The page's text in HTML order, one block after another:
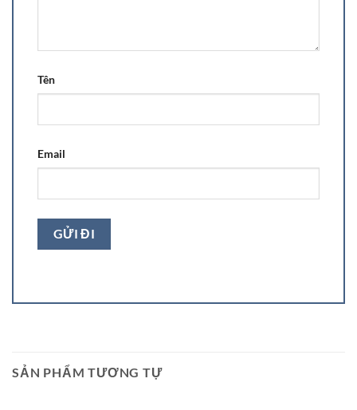
Tên
Email
SẢN PHẨM TƯƠNG TỰ